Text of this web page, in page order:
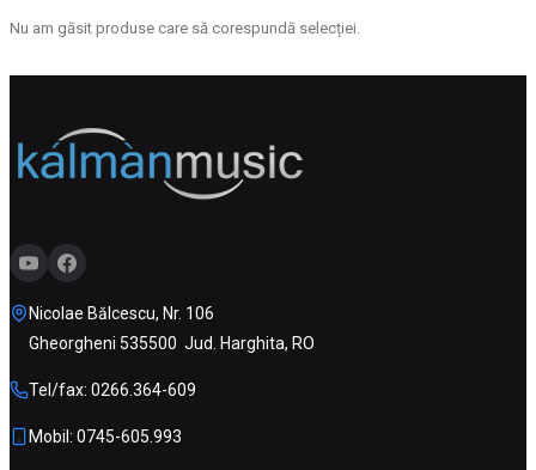
Nu am găsit produse care să corespundă selecției.
Nicolae Bălcescu, Nr. 106
Gheorgheni 535500 Jud. Harghita, RO
Tel/fax: 0266.364-609
Mobil: 0745-605.993